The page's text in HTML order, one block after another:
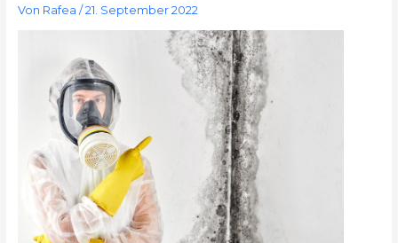
Von Rafea /21. September 2022